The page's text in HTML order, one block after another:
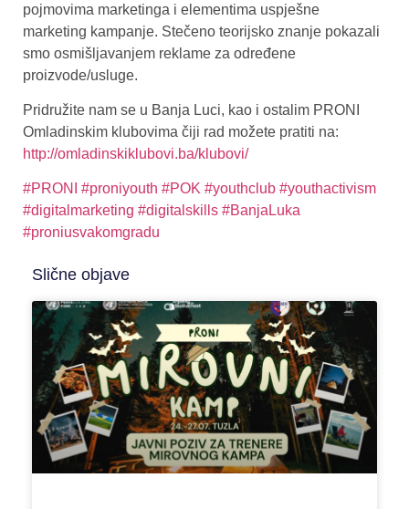
pojmovima marketinga i elementima uspješne
marketing kampanje. Stečeno teorijsko znanje pokazali
smo osmišljavanjem reklame za određene
proizvode/usluge.
Pridružite nam se u Banja Luci, kao i ostalim PRONI
Omladinskim klubovima čiji rad možete pratiti na:
http://omladinskiklubovi.ba/klubovi/
#PRONI #proniyouth #POK #youthclub #youthactivism
#digitalmarketing #digitalskills #BanjaLuka
#proniusvakomgradu
Slične objave